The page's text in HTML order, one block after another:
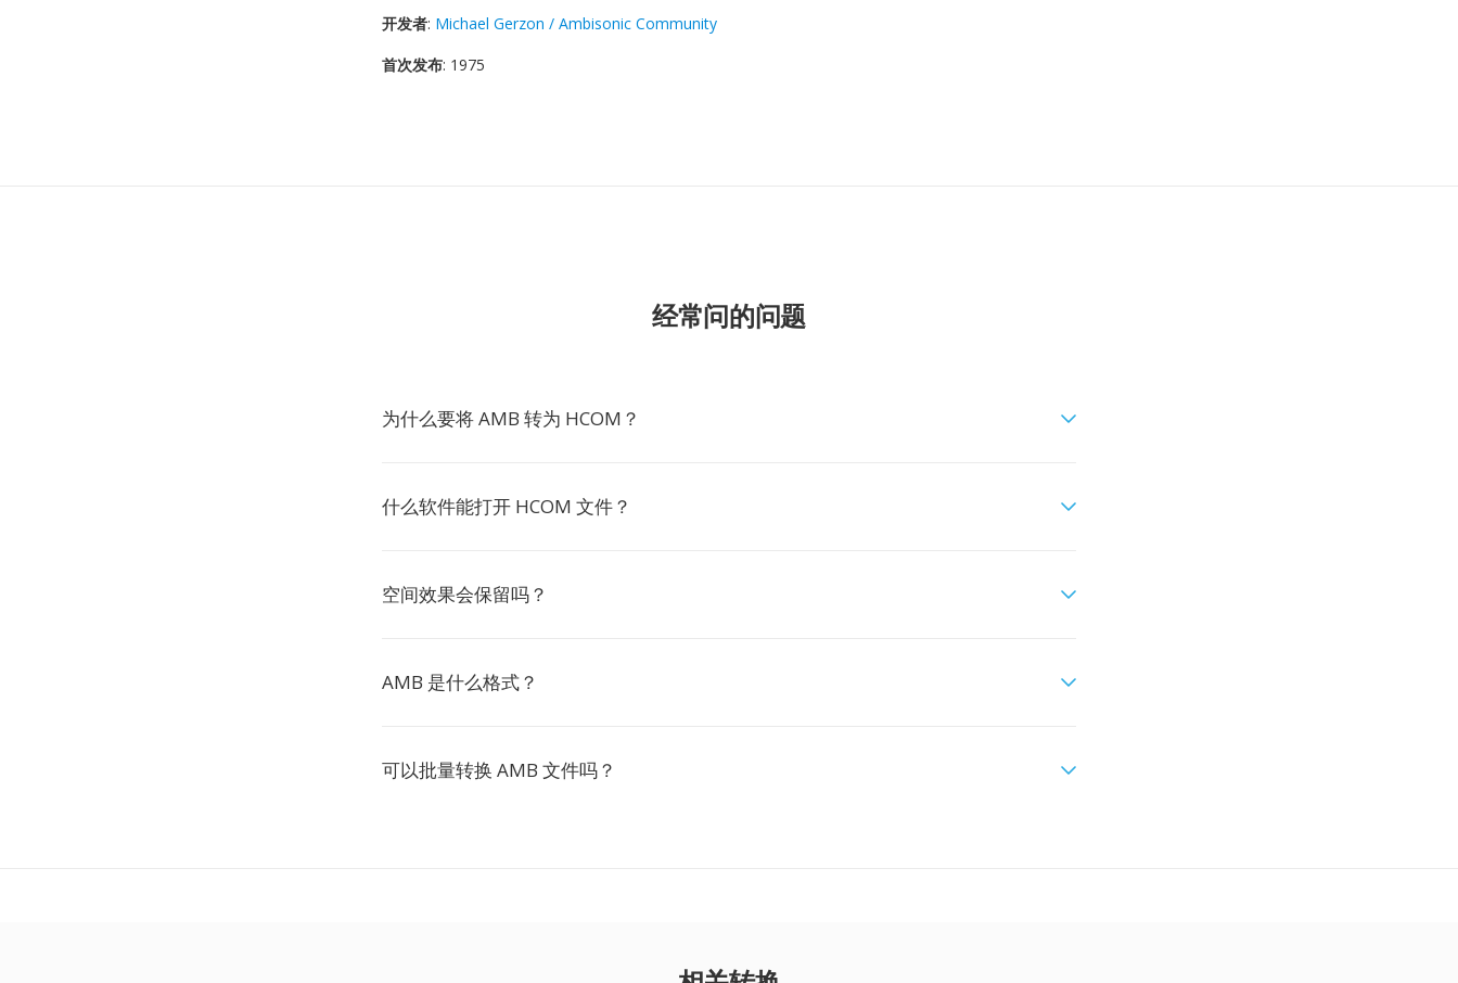
开发者: Michael Gerzon / Ambisonic Community
首次发布: 1975
经常问的问题
为什么要将 AMB 转为 HCOM？
什么软件能打开 HCOM 文件？
空间效果会保留吗？
AMB 是什么格式？
可以批量转换 AMB 文件吗？